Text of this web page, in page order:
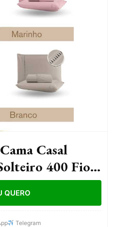
Casal
400 Fios
Fronha em
QUERO
Telegram